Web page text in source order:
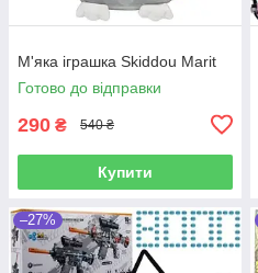
М'яка іграшка Skiddou Marit
Готово до відправки
290 ₴ 540 ₴
Купити
–27%